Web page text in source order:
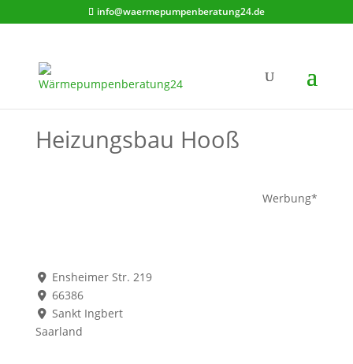
info@waermepumpenberatung24.de
Heizungsbau Hooß
Werbung*
Ensheimer Str. 219
66386
Sankt Ingbert
Saarland